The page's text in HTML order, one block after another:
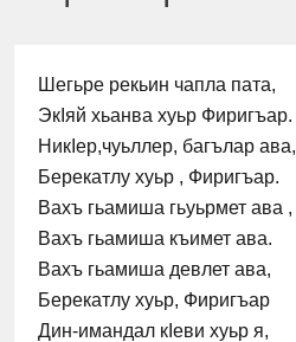
Шегьре рекьин чапла пата,
ЭкӀяй хьанва хуьр Фиригъар.
НикӀер,чуьллер, багълар ава,
Берекатлу хуьр , Фиригъар.
Вахъ гьамиша гьуьрмет ава ,
Вахъ гьамиша къимет ава.
Вахъ гьамиша девлет ава,
Берекатлу хуьр, Фиригъар
Дин-имандал кӀеви хуьр я,